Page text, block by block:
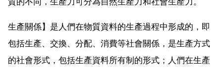
生產關係】是人們在物質資料的生產過程中形成的，即
包括生產、交換、分配、消費等社會關係，是生產方式
的社會形式，包括生產資料所有制的形式；人們在生產